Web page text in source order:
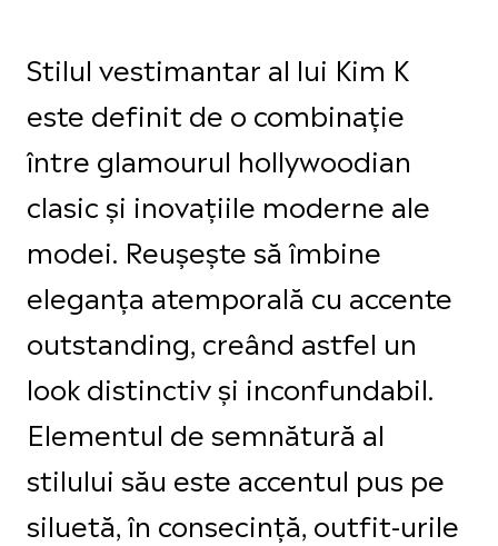
Stilul vestimantar al lui Kim K
este definit de o combinație
între glamourul hollywoodian
clasic și inovațiile moderne ale
modei. Reușește să îmbine
eleganța atemporală cu accente
outstanding, creând astfel un
look distinctiv și inconfundabil.
Elementul de semnătură al
stilului său este accentul pus pe
siluetă, în consecință, outfit-urile